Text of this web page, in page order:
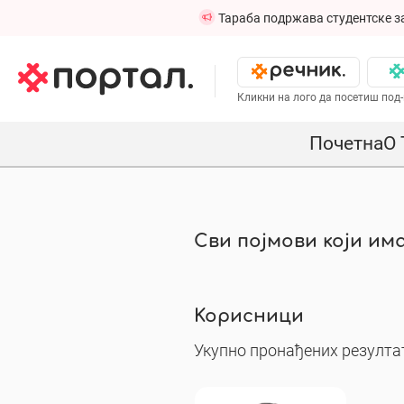
Тараба подржава студентске
Кликни на лого да посетиш
ПочетнаО
Сви појмови који
Корисници
Укупно пронађених